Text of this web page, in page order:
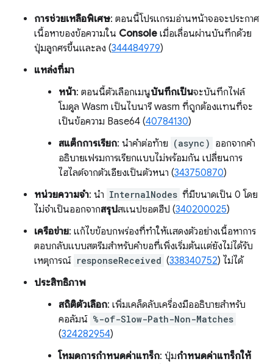
การช่วยเหลือพิเศษ: ตอนนี้โปรแกรมอ่านหน้าจอจะประกาศ
เนื้อหาของข้อความใน Console เมื่อเลื่อนผ่านบันทึกด้วย
ปุ่มลูกศรขึ้นและลง (344484979)
แหล่งที่มา
หน้า: ตอนนี้ตัวเลือกเมนูบันทึกเป็นจะบันทึกไฟล์
โมดูล Wasm เป็นไบนารี wasm ที่ถูกต้องแทนที่จะ
เป็นข้อความ Base64 (40784130)
สแต็กการเรียก: นำคำต่อท้าย (async) ออกจากคำ
อธิบายเฟรมการเรียกแบบไม่พร้อมกัน เปลี่ยนการ
ไฮไลต์จากตัวเอียงเป็นตัวหนา (343750870)
หน่วยความจำ: นำ InternalNodes ที่มีขนาดเป็น 0 โดย
ไม่จำเป็นออกจากสรุปสแนปชอตฮีป (340200025)
เครือข่าย: แก้ไขข้อบกพร่องที่ทำให้แสดงตัวอย่างเนื้อหาการ
ตอบกลับแบบสตรีมสำหรับคำขอที่เพิ่งเริ่มต้นแต่ยังไม่ได้รับ
เหตุการณ์ responseReceived (338340752) ไม่ได้
ประสิทธิภาพ
สถิติตัวเลือก: เพิ่มเคล็ดลับเครื่องมืออธิบายสำหรับ
คอลัมน์ %-of-Slow-Path-Non-Matches
(324282954)
โหมดการกำหนดค่าแทร็ก: ปุ่มกำหนดค่าแทร็กให้